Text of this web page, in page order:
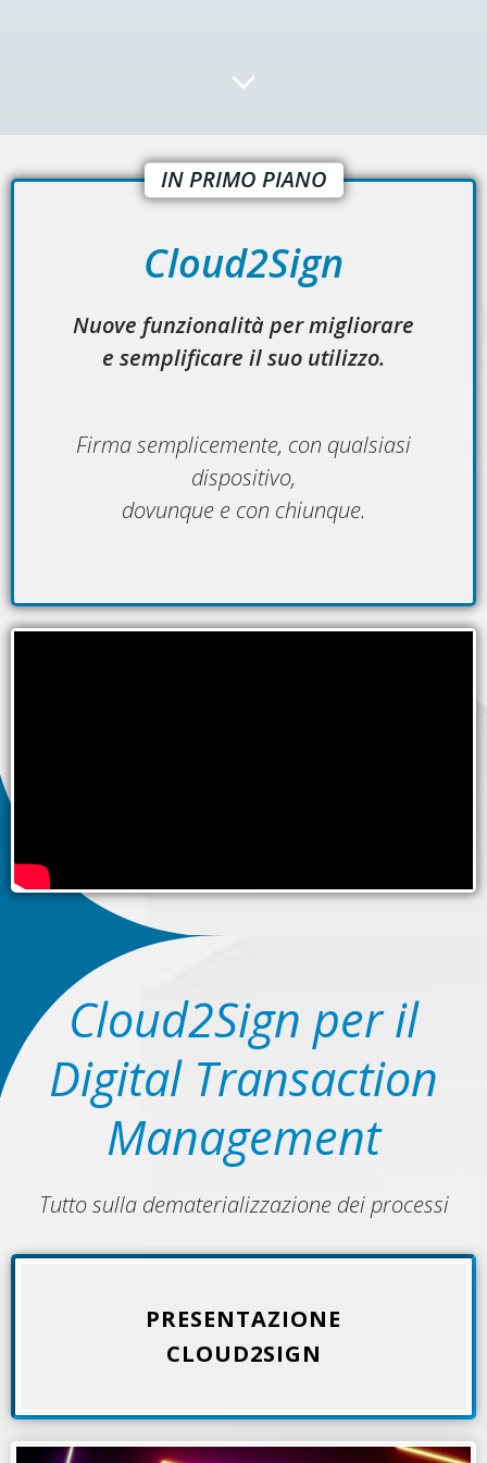
IN PRIMO PIANO
Cloud2Sign
Nuove funzionalità per migliorare
e semplificare il suo utilizzo.
Firma semplicemente, con qualsiasi
dispositivo,
dovunque e con chiunque.
Cloud2Sign per il
Digital Transaction
Management
Tutto sulla dematerializzazione dei processi
PRESENTAZIONE
CLOUD2SIGN
Presentazione caratteristiche
del nostro portale di firma